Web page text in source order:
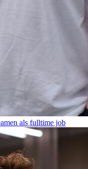
als fulltime job